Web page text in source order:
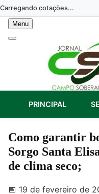
Skip
to
content
Carregando cotações...
Menu
PRINCIPAL
Como garantir
Sorgo Santa
de clima seco;
📅 19 de fevereiro de